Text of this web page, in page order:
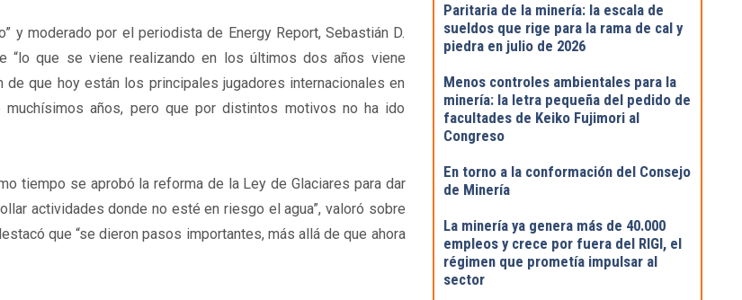
y moderado por el periodista de Energy Report, Sebastián D.
“lo que se viene realizando en los últimos dos años viene
que hoy están los principales jugadores internacionales en
muchísimos años, pero que por distintos motivos no ha ido
tiempo se aprobó la reforma de la Ley de Glaciares para dar
actividades donde no esté en riesgo el agua”, valoró sobre
que “se dieron pasos importantes, más allá de que ahora
Paritaria de la minería: la escala de
sueldos que rige para la rama de cal y
piedra en julio de 2026
Menos controles ambientales para la
minería: la letra pequeña del pedido de
facultades de Keiko Fujimori al
Congreso
En torno a la conformación del Consejo
de Minería
La minería ya genera más de 40.000
empleos y crece por fuera del RIGI, el
régimen que prometía impulsar al
sector